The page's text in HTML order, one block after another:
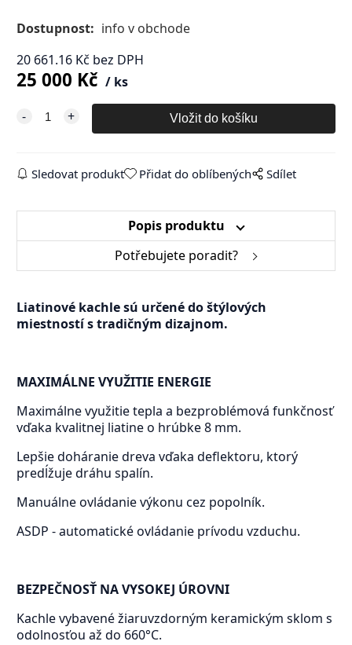
Dostupnost: info v obchode
20 661.16Kč bez DPH
25 000 Kč ks
Sledovat produkt Přidat do oblíbených Sdílet
Popis produktu
Potřebujete poradit?
Liatinové kachle sú určené do štýlových
miestností s tradičným dizajnom.
MAXIMÁLNE VYUŽITIE ENERGIE
Maximálne využitie tepla a bezproblémová funkčnosť
vďaka kvalitnej liatine o hrúbke 8 mm.
Lepšie doháranie dreva vďaka deflektoru, ktorý
predĺžuje dráhu spalín.
Manuálne ovládanie výkonu cez popolník.
ASDP - automatické ovládanie prívodu vzduchu.
BEZPEČNOSŤ NA VYSOKEJ ÚROVNI
Kachle vybavené žiaruvzdorným keramickým sklom s
odolnosťou až do 660°C.